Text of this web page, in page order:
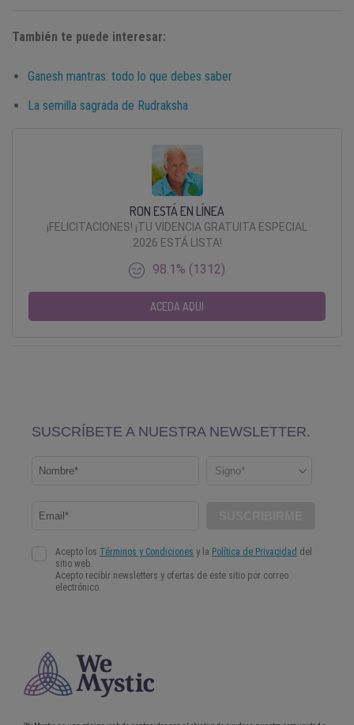
También te puede interesar:
Ganesh mantras: todo lo que debes saber
La semilla sagrada de Rudraksha
RON ESTÁ EN LÍNEA
¡FELICITACIONES! ¡TU VIDENCIA GRATUITA ESPECIAL
2026 ESTÁ LISTA!
98.1% (1312)
ACEDA AQUI